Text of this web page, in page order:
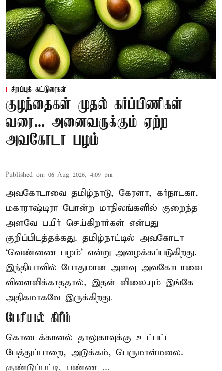
சிறப்புக் கட்டுரைகள்
குழந்தைகள் முதல் கர்ப்பிணிகள்
வரை... அனைவருக்கும் ஏற்ற
அவகோடா பழம்
Published on: 06 Aug 2026, 4:09 pm
அவகோடாவை தமிழ்நாடு, கேரளா, கர்நாடகா,
மகாராஷ்டிரா போன்ற மாநிலங்களில் குறைந்த
அளவே பயிர் செய்கிறார்கள் என்பது
குறிப்பிடத்தக்கது. தமிழ்நாட்டில் அவகோடா
‘வெண்ணை பழம்’ என்று அழைக்கப்படுகிறது.
இந்தியாவில் போதுமான அளவு அவகோடாவை
விளைவிக்காததால், இதன் விலையும் இங்கே
அதிகமாகவே இருக்கிறது.
பேசியல் கிரீம்
கொடைக்கானல் தாலுகாவுக்கு உட்பட்ட
பேத்துப்பாறை, அடுக்கம், பெருமாள்மலை.
குண்டுப்பட்டி, பண்ண ...